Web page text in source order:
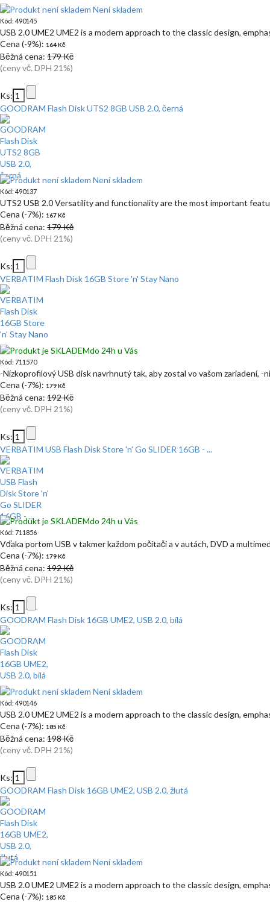
Není skladem
Kód: 490145
USB 2.0 UME2 UME2 is a modern approach to the classic design,
Cena (-9%): 164 Kč
Běžná cena: 179 Kč
(ceny vč. DPH 21%)
Ks:
GOODRAM Flash Disk UTS2 8GB USB 2.0, černá
Není skladem
Kód: 490137
UTS2 USB 2.0 Versatility and functionality are the most important
Cena (-7%): 167 Kč
Běžná cena: 179 Kč
(ceny vč. DPH 21%)
Ks:
VERBATIM Flash Disk 16GB Store 'n' Stay Nano
do 24h u Vás
Kód: 711570
-Nízkoprofilový USB disk navrhnutý tak, aby zostal vo vašom zariadení, -
Cena (-7%): 179 Kč
Běžná cena: 192 Kč
(ceny vč. DPH 21%)
Ks:
VERBATIM USB Flash Disk Store 'n' Go SLIDER 16GB - ...
do 24h u Vás
Kód: 711856
Vďaka portom USB v takmer každom počítači a v autách, DVD a
Cena (-7%): 179 Kč
Běžná cena: 192 Kč
(ceny vč. DPH 21%)
Ks:
GOODRAM Flash Disk 16GB UME2, USB 2.0, bílá
Není skladem
Kód: 490146
USB 2.0 UME2 UME2 is a modern approach to the classic design,
Cena (-7%): 185 Kč
Běžná cena: 198 Kč
(ceny vč. DPH 21%)
Ks:
GOODRAM Flash Disk 16GB UME2, USB 2.0, žlutá
Není skladem
Kód: 490151
USB 2.0 UME2 UME2 is a modern approach to the classic design,
Cena (-7%): 185 Kč